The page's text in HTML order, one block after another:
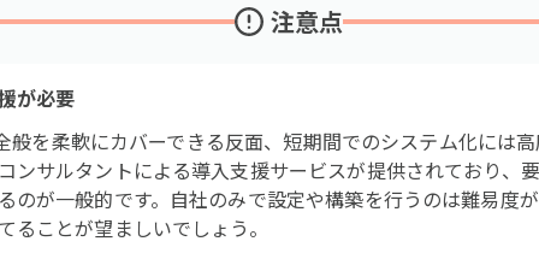
注意点
が必要
般を柔軟にカバーできる反面、短期間でのシステム化には
ンサルタントによる導入支援サービスが提供されており、
のが一般的です。自社のみで設定や構築を行うのは難易度
ることが望ましいでしょう。